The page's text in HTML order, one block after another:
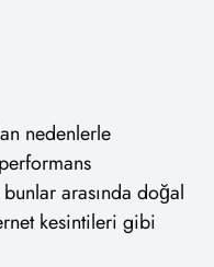
nedenlerle
arasında doğal
kesintileri gibi